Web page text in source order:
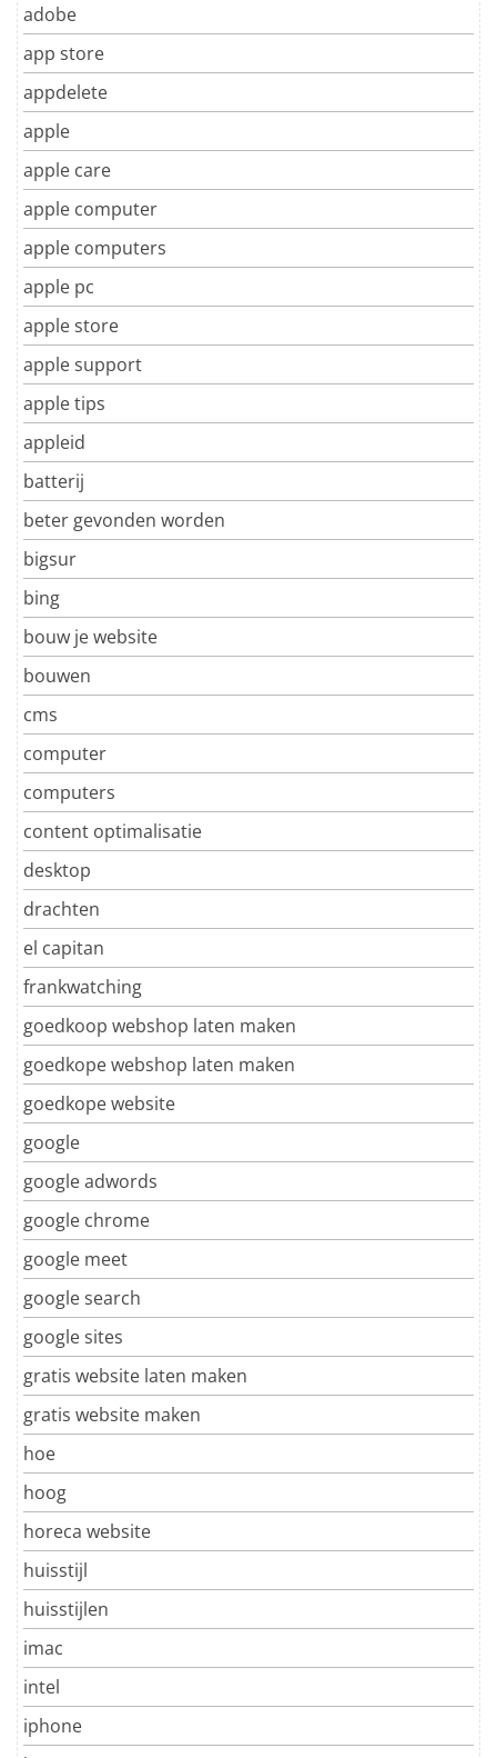
adobe
app store
appdelete
apple
apple care
apple computer
apple computers
apple pc
apple store
apple support
apple tips
appleid
batterij
beter gevonden worden
bigsur
bing
bouw je website
bouwen
cms
computer
computers
content optimalisatie
desktop
drachten
el capitan
frankwatching
goedkoop webshop laten maken
goedkope webshop laten maken
goedkope website
google
google adwords
google chrome
google meet
google search
google sites
gratis website laten maken
gratis website maken
hoe
hoog
horeca website
huisstijl
huisstijlen
imac
intel
iphone